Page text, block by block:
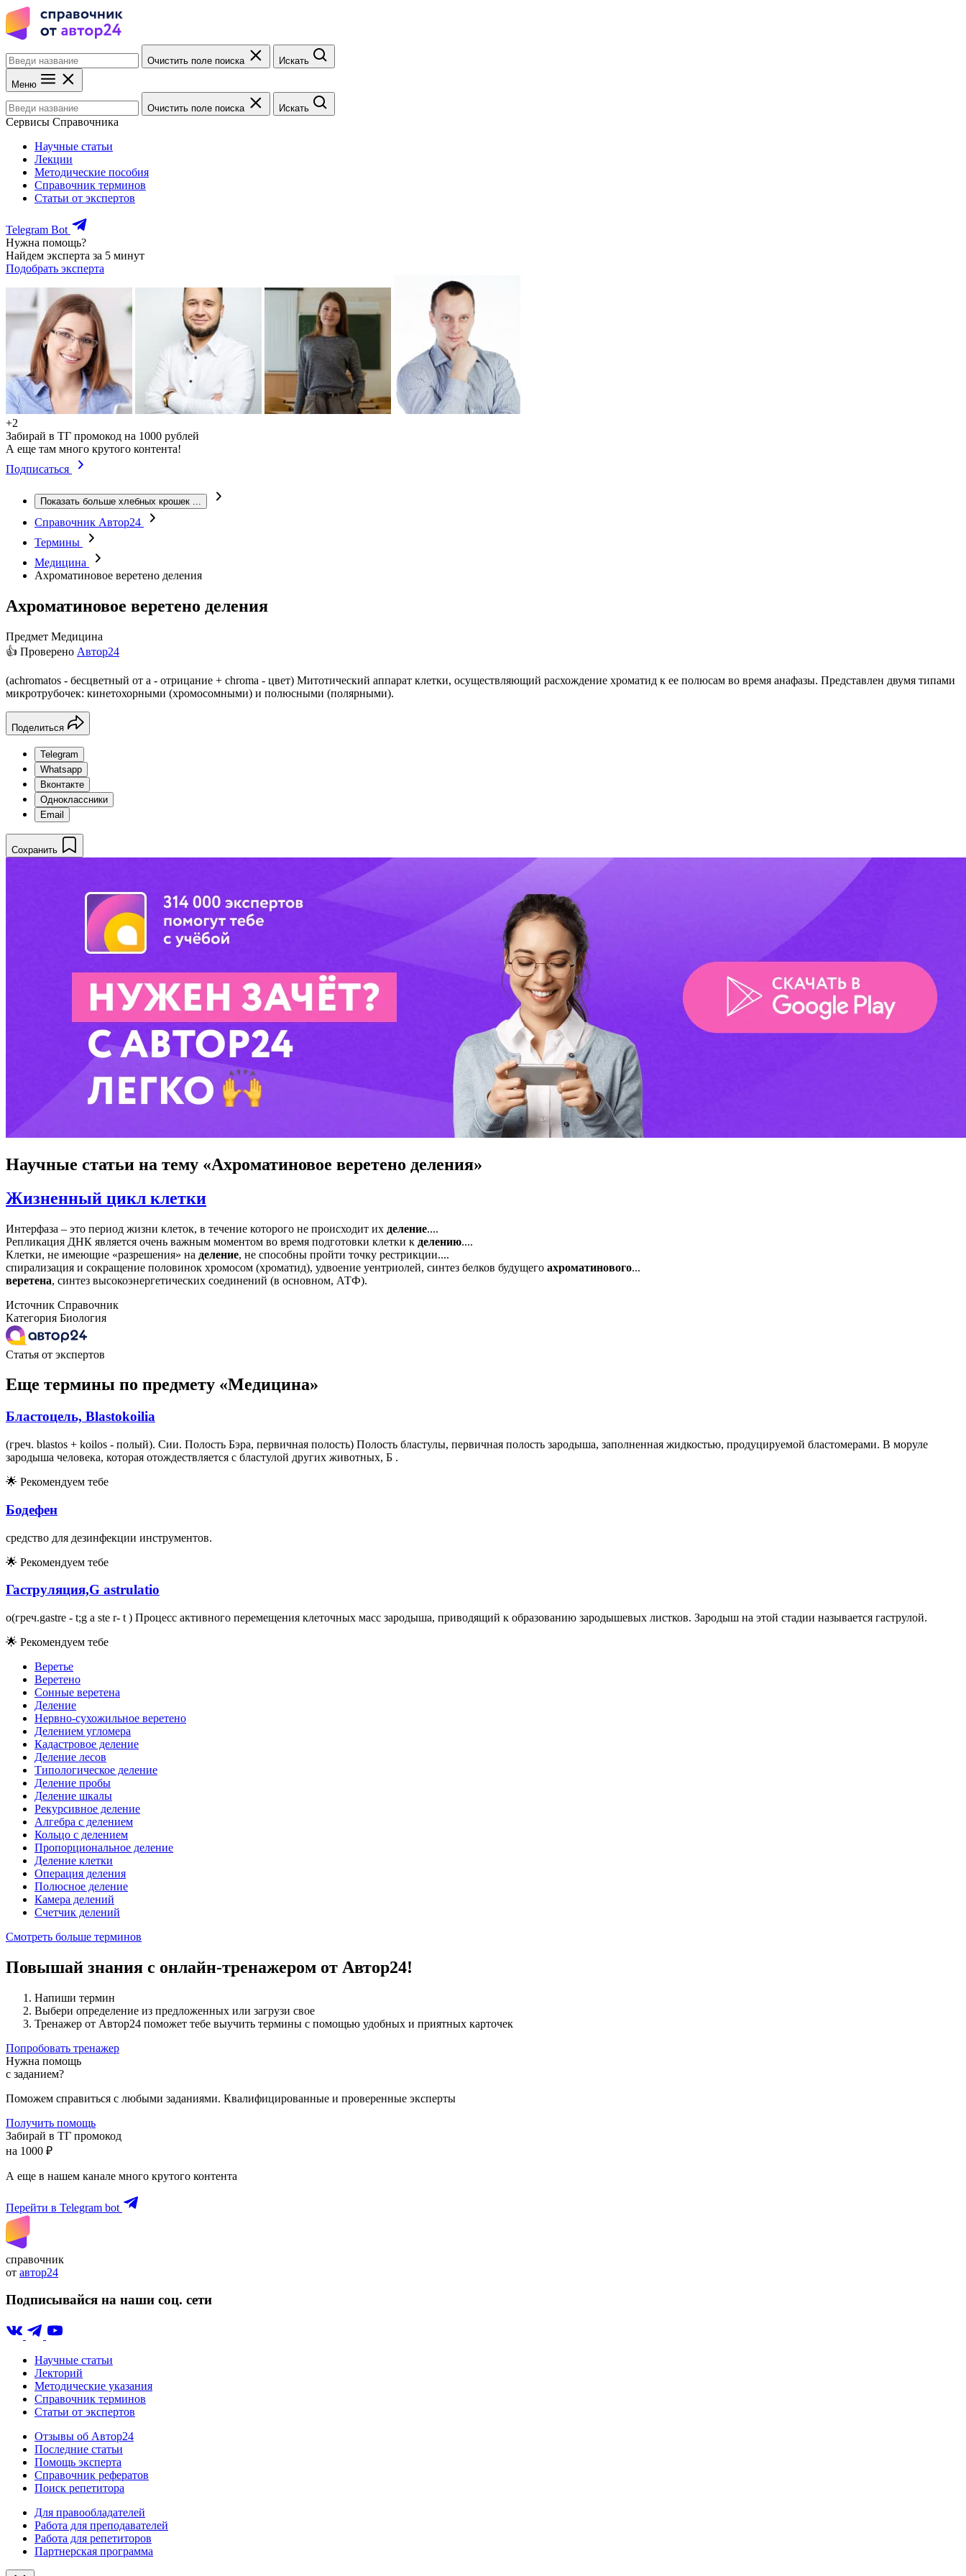
Очистить поле поиска Искать
Меню
Очистить поле поиска Искать
Сервисы Справочника
Научные статьи
Лекции
Методические пособия
Справочник терминов
Статьи от экспертов
Telegram Bot
Нужна помощь?
Найдем эксперта за 5 минут
Подобрать эксперта
+2
Забирай в ТГ промокод на 1000 рублей
А еще там много крутого контента!
Подписаться
Показать больше хлебных крошек ...
Справочник Автор24
Термины
Медицина
Ахроматиновое веретено деления
Ахроматиновое веретено деления
Предмет Медицина
👍 Проверено Автор24
(achromatos - бесцветный от а - отрицание + chroma - цвет) Митотический аппарат клетки, осуществляющий расхождение хроматид к ее полюсам во время анафазы. Представлен двумя типами
микротрубочек: кинетохорными (хромосомными) и полюсными (полярными).
Поделиться
Telegram
Whatsapp
Вконтакте
Одноклассники
Email
Сохранить
Научные статьи на тему «Ахроматиновое веретено деления»
Жизненный цикл клетки
Интерфаза – это период жизни клеток, в течение которого не происходит их деление....
Репликация ДНК является очень важным моментом во время подготовки клетки к делению....
Клетки, не имеющие «разрешения» на деление, не способны пройти точку рестрикции....
спирализация и сокращение половинок хромосом (хроматид), удвоение уентриолей, синтез белков будущего ахроматинового...
веретена, синтез высокоэнергетических соединений (в основном, АТФ).
Источник Справочник
Категория Биология
Статья от экспертов
Еще термины по предмету «Медицина»
Бластоцель, Blastokoilia
(греч. blastos + koilos - полый). Сии. Полость Бэра, первичная полость) Полость бластулы, первичная полость зародыша, заполненная жидкостью, продуцируемой бластомерами. В моруле
зародыша человека, которая отождествляется с бластулой других животных, Б .
🌟 Рекомендуем тебе
Бодефен
средство для дезинфекции инструментов.
🌟 Рекомендуем тебе
Гаструляция,G astrulatio
o(греч.gastre - t;g a ste r- t ) Процесс активного перемещения клеточных масс зародыша, приводящий к образованию зародышевых листков. Зародыш на этой стадии называется гаструлой.
🌟 Рекомендуем тебе
Веретье
Веретено
Сонные веретена
Деление
Нервно-сухожильное веретено
Делением угломера
Кадастровое деление
Деление лесов
Типологическое деление
Деление пробы
Деление шкалы
Рекурсивное деление
Алгебра с делением
Кольцо с делением
Пропорциональное деление
Деление клетки
Операция деления
Полюсное деление
Камера делений
Счетчик делений
Смотреть больше терминов
Повышай знания с онлайн-тренажером от Автор24!
Напиши термин
Выбери определение из предложенных или загрузи свое
Тренажер от Автор24 поможет тебе выучить термины с помощью удобных и приятных карточек
Попробовать тренажер
Нужна помощь
с заданием?
Поможем справиться с любыми заданиями. Квалифицированные и проверенные эксперты
Получить помощь
Забирай в ТГ промокод
на 1000 ₽
А еще в нашем канале много крутого контента
Перейти в Telegram bot
справочник
от автор24
Подписывайся на наши соц. сети
Научные статьи
Лекторий
Методические указания
Справочник терминов
Статьи от экспертов
Отзывы об Автор24
Последние статьи
Помощь эксперта
Справочник рефератов
Поиск репетитора
Для правообладателей
Работа для преподавателей
Работа для репетиторов
Партнерская программа